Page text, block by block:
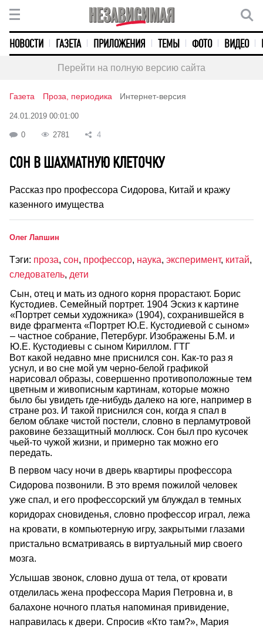
НОВОСТИ ГАЗЕТА ПРИЛОЖЕНИЯ ТЕМЫ ФОТО ВИДЕО
Перейти на полную версию сайта
Газета Проза, периодика Интернет-версия
24.01.2019 00:01:00
0 2781 4
СОН В ШАХМАТНУЮ КЛЕТОЧКУ
Рассказ про профессора Сидорова, Китай и кражу
казенного имущества
Олег Лапшин
Тэги: проза, сон, профессор, наука, эксперимент, китай,
следователь, дети
Сын, отец и мать из одного корня прорастают. Борис
Кустодиев. Семейный портрет. 1904 Эскиз к картине
«Портрет семьи художника» (1904), сохранившейся в
виде фрагмента «Портрет Ю.Е. Кустодиевой с сыном»
– частное собрание, Петербург. Изображены Б.М. и
Ю.Е. Кустодиевы с сыном Кириллом. ГТГ
Вот какой недавно мне приснился сон. Как-то раз я
уснул, и во сне мой ум черно-белой графикой
нарисовал образы, совершенно противоположные тем
цветным и живописным картинам, которые можно
было бы увидеть где-нибудь далеко на юге, например в
стране роз. И такой приснился сон, когда я спал в
белом облаке чистой постели, словно в перламутровой
раковине беззащитный моллюск. Сон был про кусочек
чьей-то чужой жизни, и примерно так можно его
передать.
В первом часу ночи в дверь квартиры профессора
Сидорова позвонили. В это время пожилой человек
уже спал, и его профессорский ум блуждал в темных
коридорах сновиденья, словно профессор играл, лежа
на кровати, в компьютерную игру, закрытыми глазами
пристально всматриваясь в виртуальный мир своего
мозга.
Услышав звонок, словно душа от тела, от кровати
отделилась жена профессора Мария Петровна и, в
балахоне ночного платья напоминая привидение,
направилась к двери. Спросив «Кто там?», Мария